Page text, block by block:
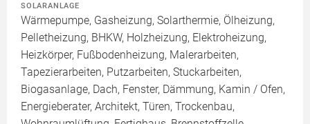
SOLARANLAGE
Wärmepumpe, Gasheizung, Solarthermie, Ölheizung,
Pelletheizung, BHKW, Holzheizung, Elektroheizung,
Heizkörper, Fußbodenheizung, Malerarbeiten,
Tapezierarbeiten, Putzarbeiten, Stuckarbeiten,
Biogasanlage, Dach, Fenster, Dämmung, Kamin / Ofen,
Energieberater, Architekt, Türen, Trockenbau,